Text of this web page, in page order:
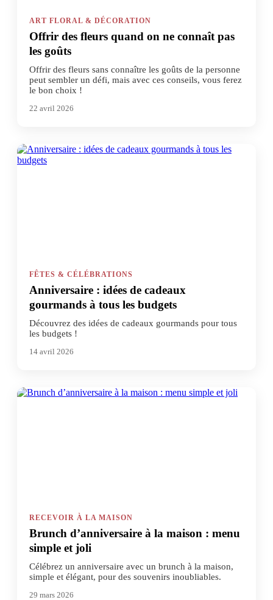
ART FLORAL & DÉCORATION
Offrir des fleurs quand on ne connaît pas
les goûts
Offrir des fleurs sans connaître les goûts de la personne
peut sembler un défi, mais avec ces conseils, vous ferez
le bon choix !
22 avril 2026
FÊTES & CÉLÉBRATIONS
Anniversaire : idées de cadeaux
gourmands à tous les budgets
Découvrez des idées de cadeaux gourmands pour tous
les budgets !
14 avril 2026
RECEVOIR À LA MAISON
Brunch d’anniversaire à la maison : menu
simple et joli
Célébrez un anniversaire avec un brunch à la maison,
simple et élégant, pour des souvenirs inoubliables.
29 mars 2026